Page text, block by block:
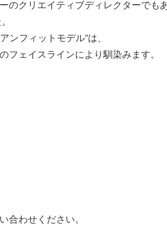
のクリエイティブディレクターでも
ンフィットモデル”は、
ェイスラインにより馴染みます。
合わせください。